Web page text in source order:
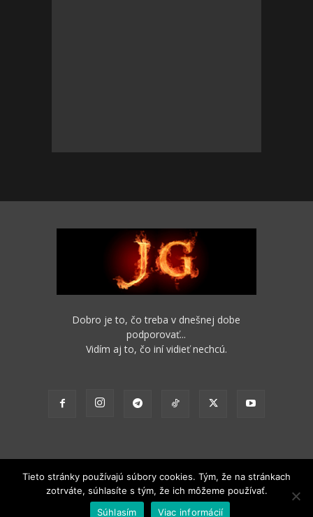
Dobro je to, čo treba v dnešnej dobe
podporovať...
Vidím aj to, čo iní vidieť nechcú.
2012 - 2022 Obsah stránok je možné s funkčným odkazom na pôvodný
Tieto stránky používajú súbory cookies. Tým, že na stránkach
zotrváte, súhlasíte s tým, že ich môžeme používať.
Súhlasím
Viac informácií